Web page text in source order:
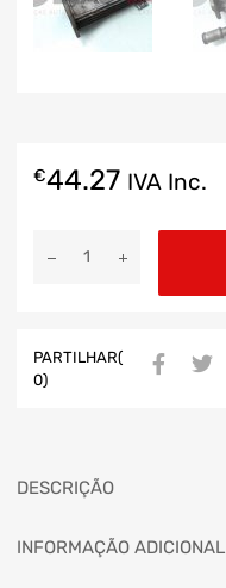
€44.27 IVA Inc.
PARTILHAR(
0)
DESCRIÇÃO
INFORMAÇÃO ADICIONAL